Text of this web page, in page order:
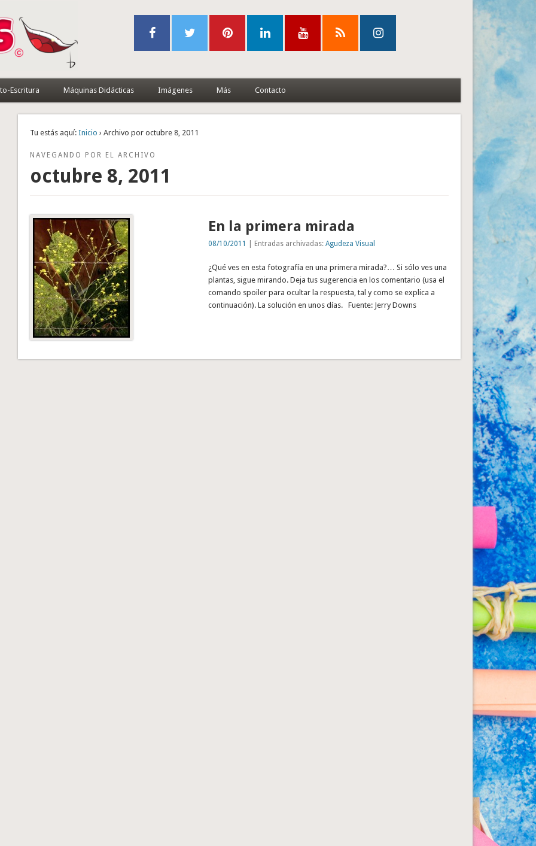
Escritura Máquinas Didácticas Imágenes Más Contacto
Tu estás aquí: Inicio › Archivo por octubre 8, 2011
NAVEGANDO POR EL ARCHIVO
octubre 8, 2011
En la primera mirada
08/10/2011 | Entradas archivadas: Agudeza Visual
¿Qué ves en esta fotografía en una primera mirada?… Si sólo ves una
plantas, sigue mirando. Deja tus sugerencia en los comentario (usa el
comando spoiler para ocultar la respuesta, tal y como se explica a
continuación). La solución en unos días. Fuente: Jerry Downs